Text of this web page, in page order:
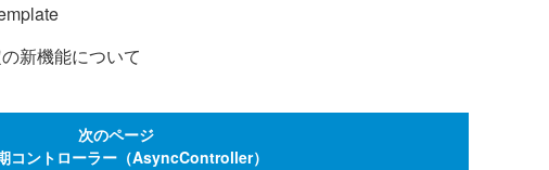
新機能について
次のページ
コントローラー（AsyncController）